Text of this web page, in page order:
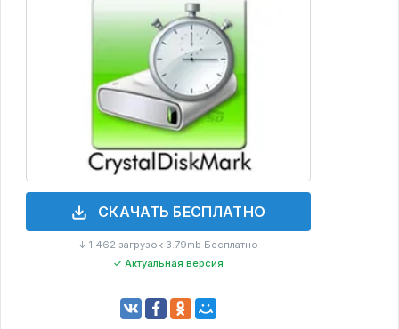
СКАЧАТЬ БЕСПЛАТНО
↓ 1 462 загрузок·3.79mb·Бесплатно
✓ Актуальная версия